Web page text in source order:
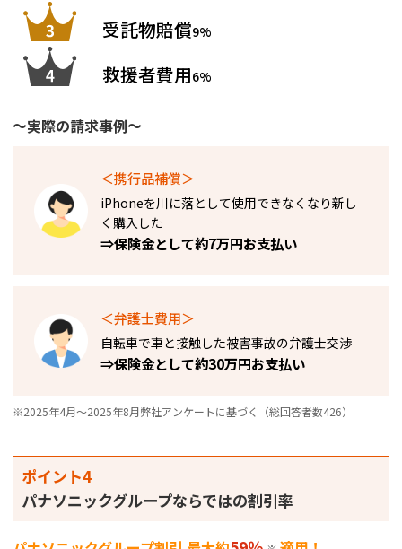
受託物賠償9%
救援者費用6%
～実際の請求事例～
＜携行品補償＞
iPhoneを川に落として使用できなくなり新し
く購入した​
⇒保険金として約7万円お支払い
＜弁護士費用＞
自転車で車と接触した被害事故の弁護士交渉
⇒保険金として約30万円お支払い
※2025年4月～2025年8月弊社アンケートに基づく（総回答者数426）
ポイント4
パナソニックグループならではの割引率